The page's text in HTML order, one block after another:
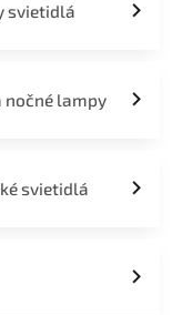
svietidlá
nočné lampy
svietidlá